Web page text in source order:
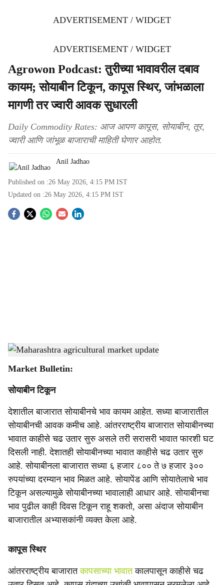
ADVERTISEMENT / WIDGET
ADVERTISEMENT / WIDGET
Agrowon Podcast: तुरीच्या भावावरील दबाव
कायम; सोयाबीन टिकून, कापूस स्थिर, जांभळाला
मागणी तर ज्वारी आवक सुधारली
Daily Commodity Rates: आज आपण कापूस, सोयाबीन, तूर,
ज्वारी आणि जांभूळ बाजाराची माहिती घेणार आहोत.
Anil Jadhao
Published on :26 May 2026, 4:15 PM IST
Updated on :26 May 2026, 4:15 PM IST
S
r
e
Maharashtra agricultural market update- Agrowon
Market Bulletin:
सोयाबीन टिकून
देशातील बाजारात सोयाबीनचे भाव कायम आहेत. सध्या बाजारातील
सोयाबीनची आवक कमीच आहे. आंतरराष्ट्रीय बाजारात सोयाबीनच्या
भावात काहीसे चढ उतार सुरु असले तरी सरासरी भावात फारशी घट
दिसली नाही. देशातही सोयाबीनच्या भावात काहीसे चढ उतार सुरु
आहे. सोयाबीनला बाजारात सध्या ६ हजार ८०० ते ७ हजार ३००
रुपयांच्या दरम्यान भाव मिळत आहे. सोयापेंड आणि सोयातेलाचे भाव
टिकून असल्यामुळे सोयाबीनच्या भावालाही आधार आहे. सोयाबीनचा
भाव पुढील काही दिवस टिकून राहू शकतो, असा अंदाज सोयाबीन
बाजारातील अभ्यासकांनी व्यक्त केला आहे.
कापूस स्थिर
आंतरराष्ट्रीय बाजारातकापसाच्या भावातकालपासून काहीसे चढ